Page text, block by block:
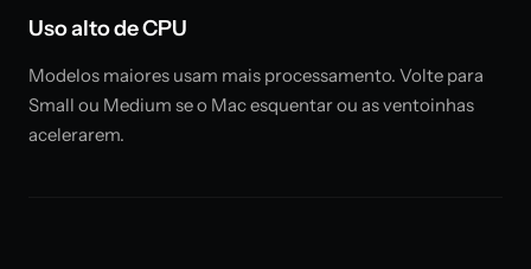
Uso alto de CPU
Modelos maiores usam mais processamento. Volte para
Small ou Medium se o Mac esquentar ou as ventoinhas
acelerarem.